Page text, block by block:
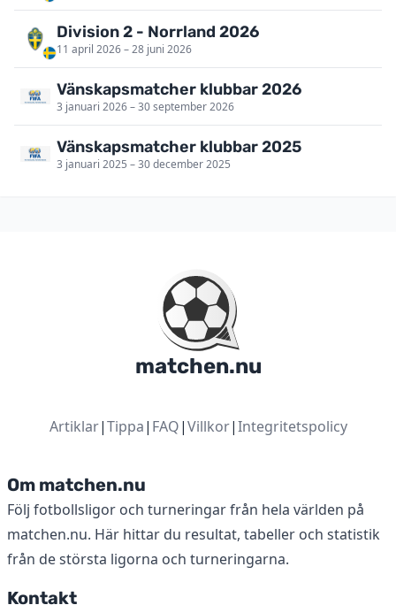
Division 2 - Norrland 2026
11 april 2026 – 28 juni 2026
Vänskapsmatcher klubbar 2026
3 januari 2026 – 30 september 2026
Vänskapsmatcher klubbar 2025
3 januari 2025 – 30 december 2025
matchen.nu
Artiklar|Tippa| FAQ|Villkor|Integritetspolicy
Om matchen.nu
Följ fotbollsligor och turneringar från hela världen på
matchen.nu. Här hittar du resultat, tabeller och statistik
från de största ligorna och turneringarna.
Kontakt